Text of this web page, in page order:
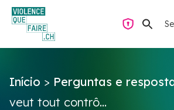
Perguntas e respostas
Navegação privada
Início > Perguntas e
veut tout contrô...